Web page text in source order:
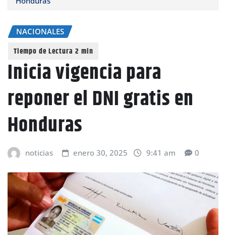
NACIONALES
Inicia vigencia para
reponer el DNI gratis en
Honduras
noticias enero 30, 2025 9:41 am 0